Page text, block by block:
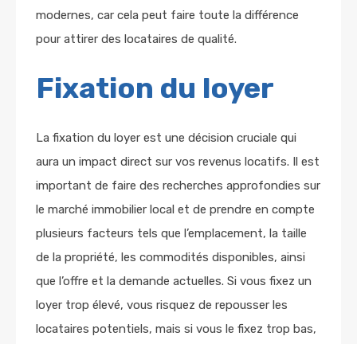
modernes, car cela peut faire toute la différence
pour attirer des locataires de qualité.
Fixation du loyer
La fixation du loyer est une décision cruciale qui
aura un impact direct sur vos revenus locatifs. Il est
important de faire des recherches approfondies sur
le marché immobilier local et de prendre en compte
plusieurs facteurs tels que l’emplacement, la taille
de la propriété, les commodités disponibles, ainsi
que l’offre et la demande actuelles. Si vous fixez un
loyer trop élevé, vous risquez de repousser les
locataires potentiels, mais si vous le fixez trop bas,